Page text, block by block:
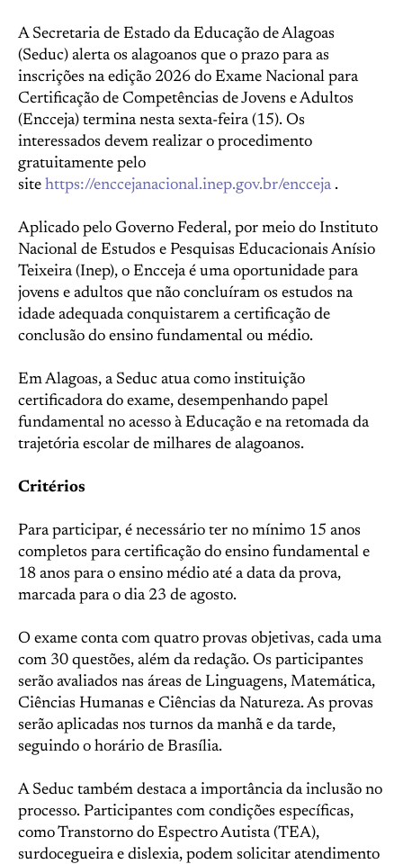
A Secretaria de Estado da Educação de Alagoas
(Seduc) alerta os alagoanos que o prazo para as
inscrições na edição 2026 do Exame Nacional para
Certificação de Competências de Jovens e Adultos
(Encceja) termina nesta sexta-feira (15). Os
interessados devem realizar o procedimento
gratuitamente pelo
site https://enccejanacional.inep.gov.br/encceja .
Aplicado pelo Governo Federal, por meio do Instituto
Nacional de Estudos e Pesquisas Educacionais Anísio
Teixeira (Inep), o Encceja é uma oportunidade para
jovens e adultos que não concluíram os estudos na
idade adequada conquistarem a certificação de
conclusão do ensino fundamental ou médio.
Em Alagoas, a Seduc atua como instituição
certificadora do exame, desempenhando papel
fundamental no acesso à Educação e na retomada da
trajetória escolar de milhares de alagoanos.
Critérios
Para participar, é necessário ter no mínimo 15 anos
completos para certificação do ensino fundamental e
18 anos para o ensino médio até a data da prova,
marcada para o dia 23 de agosto.
O exame conta com quatro provas objetivas, cada uma
com 30 questões, além da redação. Os participantes
serão avaliados nas áreas de Linguagens, Matemática,
Ciências Humanas e Ciências da Natureza. As provas
serão aplicadas nos turnos da manhã e da tarde,
seguindo o horário de Brasília.
A Seduc também destaca a importância da inclusão no
processo. Participantes com condições específicas,
como Transtorno do Espectro Autista (TEA),
surdocegueira e dislexia, podem solicitar atendimento